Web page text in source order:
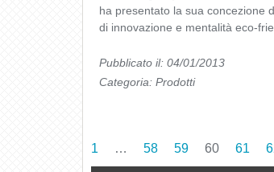
ha presentato la sua concezione
di innovazione e mentalità eco-
Pubblicato il: 04/01/2013
Categoria: Prodotti
1 … 58 59 60 61